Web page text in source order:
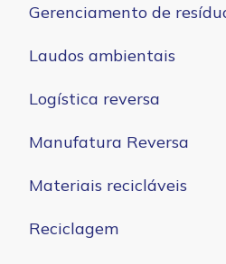
Gerenciamento de
Laudos ambientais
Logística reversa
Manufatura Reversa
Materiais recicláveis
Reciclagem